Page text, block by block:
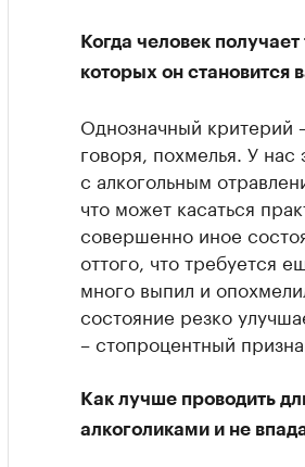
Когда человек
которых он становится
Однозначный критерий
говоря, похмелья. У
с алкогольным
что может касаться
совершенно иное
оттого, что требуется
много выпил и
состояние резко
– стопроцентный
Как лучше проводить
алкоголиками и не